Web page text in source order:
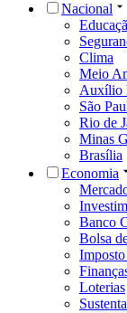
Nacional
Clima
Meio
Auxílio
São
Rio de
Minas
Brasília
Economia
Banco
Bolsa
Loterias